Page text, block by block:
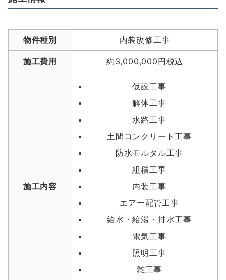
物件種別 内装改修工事
施工費用 約3,000,000円税込
施工内容
仮設工事
解体工事
水路工事
土間コンクリート工事
防水モルタル工事
組積工事
内装工事
エアー配管工事
給水・給湯・排水工事
電気工事
照明工事
雑工事